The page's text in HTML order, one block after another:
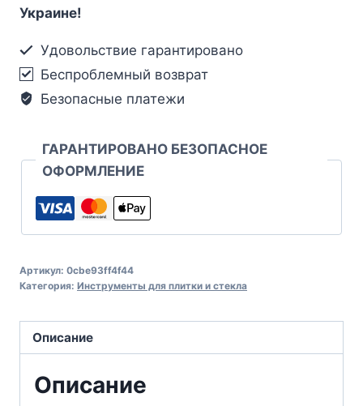
Украине!
Удовольствие гарантировано
Беспроблемный возврат
Безопасные платежи
ГАРАНТИРОВАНО БЕЗОПАСНОЕ
ОФОРМЛЕНИЕ
Артикул: 0cbe93ff4f44
Категория: Инструменты для плитки и стекла
Описание
Описание